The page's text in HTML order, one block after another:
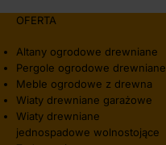
OFERTA
Altany ogrodowe drewniane
Pergole ogrodowe drewniane
Meble ogrodowe z drewna
Wiaty drewniane garażowe
Wiaty drewniane
jednospadowe wolnostojące